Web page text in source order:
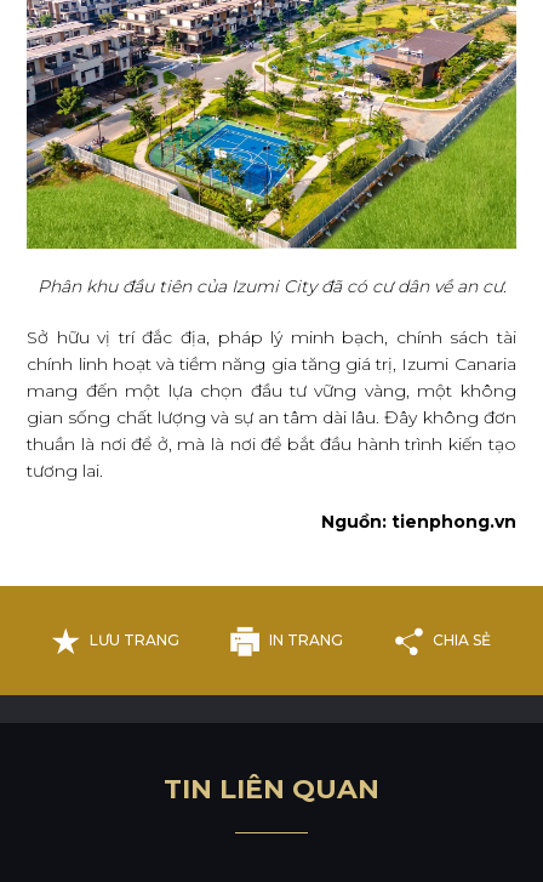
Phân khu đầu tiên của Izumi City đã có cư dân về an cư.
Sở hữu vị trí đắc địa, pháp lý minh bạch, chính sách tài
chính linh hoạt và tiềm năng gia tăng giá trị, Izumi Canaria
mang đến một lựa chọn đầu tư vững vàng, một không
gian sống chất lượng và sự an tâm dài lâu. Đây không đơn
thuần là nơi để ở, mà là nơi để bắt đầu hành trình kiến tạo
tương lai.
Nguồn: tienphong.vn
LƯU TRANG IN TRANG CHIA SẺ
TIN LIÊN QUAN